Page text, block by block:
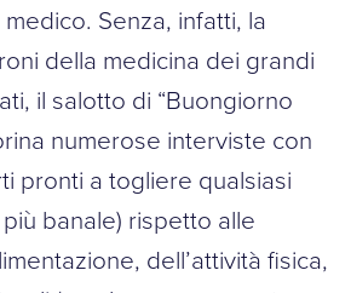
Senza, infatti, la
della medicina dei grandi
il salotto di “Buongiorno
numerose interviste con
pronti a togliere qualsiasi
banale) rispetto alle
dell’attività fisica,